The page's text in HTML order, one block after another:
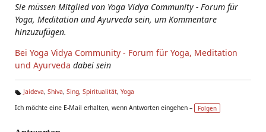
Sie müssen Mitglied von Yoga Vidya Community - Forum für
Yoga, Meditation und Ayurveda sein, um Kommentare
hinzuzufügen.
Bei Yoga Vidya Community - Forum für Yoga, Meditation
und Ayurveda dabei sein
g
Jaideva, Shiva, Sing, Spiritualität, Yoga
Ich möchte eine E-Mail erhalten, wenn Antworten eingehen –
Folgen